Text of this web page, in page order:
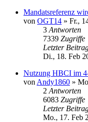
Mandatsreferenz
von OGT14 » Fr.,
3 Antworten
7339 Zugriffe
Letzter
Di., 18. Feb
Nutzung HBCI im
von Andy1860 »
2 Antworten
6083 Zugriffe
Letzter
Mo., 17. Feb